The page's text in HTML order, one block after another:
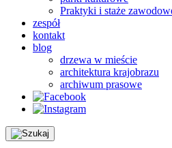
Praktyki i staże
zespół
kontakt
blog
drzewa w mieście
architektura krajobrazu
archiwum prasowe